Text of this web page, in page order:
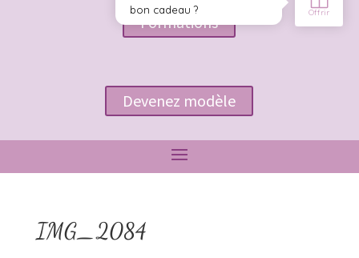
Formations
Devenez modèle
IMG_2084